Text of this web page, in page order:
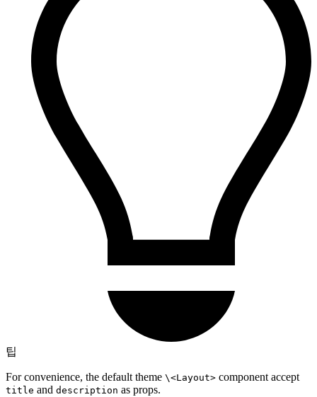
팁
For convenience, the default theme \<Layout> component accept
title and description as props.